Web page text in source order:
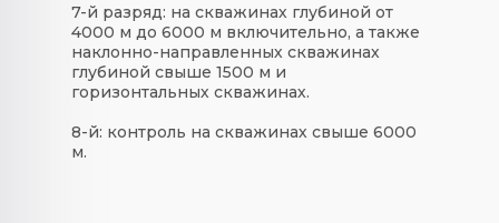
7-й разряд: на скважинах глубиной от
4000 м до 6000 м включительно, а также
наклонно-направленных скважинах
глубиной свыше 1500 м и
горизонтальных скважинах.
8-й: контроль на скважинах свыше 6000
м.